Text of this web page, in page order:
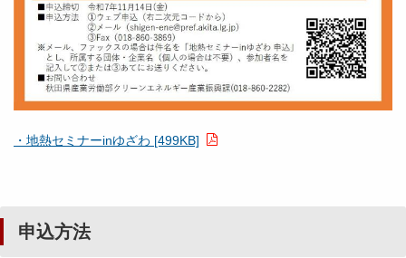
・地熱セミナーinゆざわ [499KB]
申込方法